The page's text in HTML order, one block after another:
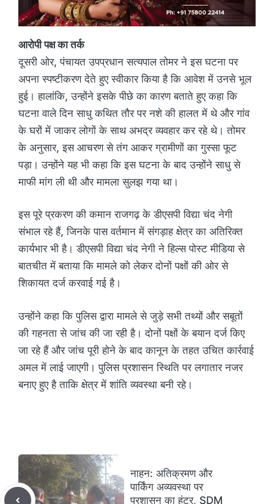
आरोपी पक्ष का तर्क
दूसरी ओर, पंचायत उपप्रधान सत्यपाल तोमर ने इस घटना पर
अपना स्पष्टीकरण देते हुए स्वीकार किया है कि आवेश में उनसे भूल
हुई। हालांकि, उन्होंने इसके पीछे का कारण बताते हुए कहा कि
घटना वाले दिन साधु कथित तौर पर नशे की हालत में थे और गांव
के घरों में जाकर लोगों के साथ अभद्र व्यवहार कर रहे थे। तोमर
के अनुसार, इस आचरण से तंग आकर ग्रामीणों का गुस्सा फूट
पड़ा। उन्होंने यह भी कहा कि इस घटना के बाद उन्होंने साधु से
माफी मांग ली थी और मामला सुलझ गया था।
इस पूरे प्रकरण की कमान राजगढ़ के डीएसपी विद्या चंद नेगी
संभाल रहे हैं, जिनके पास वर्तमान में संगड़ाह क्षेत्र का अतिरिक्त
कार्यभार भी है। डीएसपी विद्या चंद नेगी ने हिल्स पोस्ट मीडिया से
बातचीत में बताया कि मामले को लेकर दोनों पक्षों की ओर से
शिकायत दर्ज करवाई गई है।
उन्होंने कहा कि पुलिस द्वारा मामले से जुड़े सभी तथ्यों और सबूतों
की गहनता से जांच की जा रही है। दोनों पक्षों के बयान दर्ज किए
जा रहे हैं और जांच पूरी होने के बाद कानून के तहत उचित कार्रवाई
अमल में लाई जाएगी। पुलिस प्रशासन स्थिति पर लगातार नजर
बनाए हुए है ताकि क्षेत्र में शांति व्यवस्था बनी रहे।
नाहन: अतिक्रमण और
पार्किंग अव्यवस्था पर
प्रशासन का हंटर, SDM